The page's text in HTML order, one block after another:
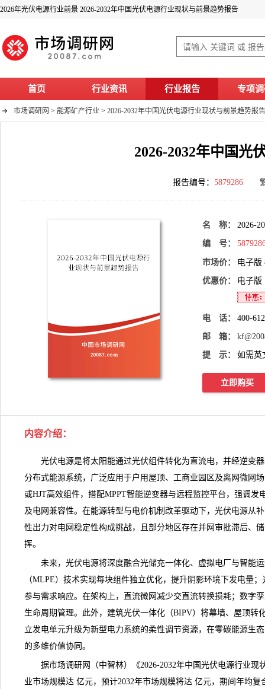
2026年光伏电源行业前景 2026-2032年中国光伏电源行业现状与前景趋势报告
首页 行业资讯 行业报告 专项
市场调研网 > 能源矿产行业 > 2026-2032年中国光伏电源行业现状与前景趋势报告
2026-2032年中国光
报告编号： 5879286
名 称： 2026-
编 号：
市场价： 电子版
优惠价： 电子版
电 话： 400-
邮 箱：
提 示： 如需英
立即购买
内容介绍：
光伏电源是将太阳能通过光伏组件转化为直流电，并经逆变器
分布式能源系统，广泛应用于户用屋顶、工商业园区及离网微网
或HJT高效组件，搭配MPPT智能逆变器与远程监控平台，强调发
及电网兼容性。在能源转型与电价机制改革驱动下， 光伏电源从
性出力对电网稳定性构成挑战，且部分地区存在并网审批滞后、
挥。
未来，光伏电源将深度融合光储充一体化、虚拟电厂与智能
（MLPE）技术实现每块组件独立优化，提升阴影环境下发电量
参与需求响应。在架构上，直流微网减少交直流转换损耗；数字
生命周期管理。此外，建筑光伏一体化（BIPV）将幕墙、屋顶转
立发电单元升级为新型电力系统的柔性调节资源，在零碳能源生
的多维价值协同。
据市场调研网（中智林）《2026-2032年中国光伏电源行业现
业市场规模达 亿元，预计2032年市场规模将达 亿元，期间年均